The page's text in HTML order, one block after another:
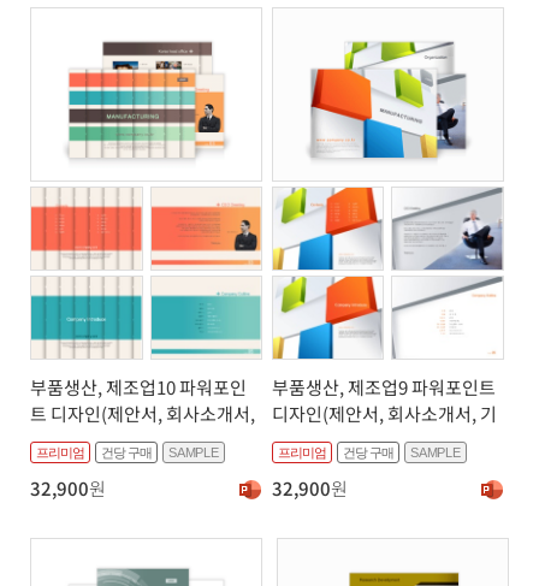
부품생산, 제조업10 파워포인
트 디자인(제안서, 회사소개서,
기획서, 브로슈어, 상품소개서
디자인)
프리미엄 건당 구매 SAMPLE
32,900원
부품생산, 제조업9 파워포인트
디자인(제안서, 회사소개서, 기
획서, 브로슈어, 상품소개서 디
자인)
프리미엄 건당 구매 SAMPLE
32,900원